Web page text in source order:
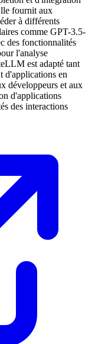
fournit aux
à différents
comme GPT-3.5-
des fonctionnalités
l'analyse
est adapté tant
d'applications en
développeurs et aux
d'applications
des interactions